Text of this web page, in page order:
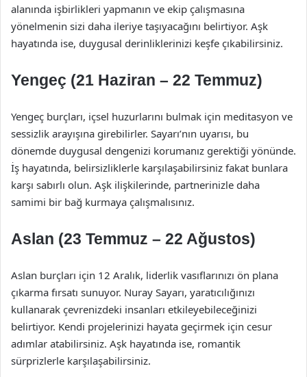
alanında işbirlikleri yapmanın ve ekip çalışmasına
yönelmenin sizi daha ileriye taşıyacağını belirtiyor. Aşk
hayatında ise, duygusal derinliklerinizi keşfe çıkabilirsiniz.
Yengeç (21 Haziran – 22 Temmuz)
Yengeç burçları, içsel huzurlarını bulmak için meditasyon ve
sessizlik arayışına girebilirler. Sayarı’nın uyarısı, bu
dönemde duygusal dengenizi korumanız gerektiği yönünde.
İş hayatında, belirsizliklerle karşılaşabilirsiniz fakat bunlara
karşı sabırlı olun. Aşk ilişkilerinde, partnerinizle daha
samimi bir bağ kurmaya çalışmalısınız.
Aslan (23 Temmuz – 22 Ağustos)
Aslan burçları için 12 Aralık, liderlik vasıflarınızı ön plana
çıkarma fırsatı sunuyor. Nuray Sayarı, yaratıcılığınızı
kullanarak çevrenizdeki insanları etkileyebileceğinizi
belirtiyor. Kendi projelerinizi hayata geçirmek için cesur
adımlar atabilirsiniz. Aşk hayatında ise, romantik
sürprizlerle karşılaşabilirsiniz.